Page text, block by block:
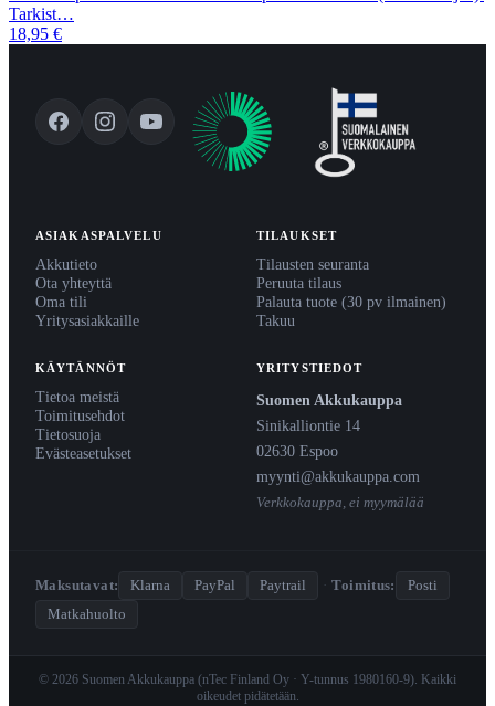
Tarkist…
18,95 €
ASIAKASPALVELU
Akkutieto
Ota yhteyttä
Oma tili
Yritysasiakkaille
TILAUKSET
Tilausten seuranta
Peruuta tilaus
Palauta tuote (30 pv ilmainen)
Takuu
KÄYTÄNNÖT
Tietoa meistä
Toimitusehdot
Tietosuoja
Evästeasetukset
YRITYSTIEDOT
Suomen Akkukauppa
Sinikalliontie 14
02630 Espoo
myynti@akkukauppa.com
Verkkokauppa, ei myymälää
Maksutavat: Klarna PayPal Paytrail · Toimitus:
Posti
Matkahuolto
© 2026 Suomen Akkukauppa (nTec Finland Oy · Y-tunnus 1980160-9). Kaikki
oikeudet pidätetään.